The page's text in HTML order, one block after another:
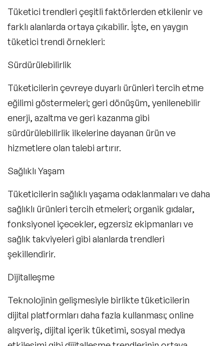
Tüketici trendleri çeşitli faktörlerden etkilenir ve
farklı alanlarda ortaya çıkabilir. İşte, en yaygın
tüketici trendi örnekleri:
Sürdürülebilirlik
Tüketicilerin çevreye duyarlı ürünleri tercih etme
eğilimi göstermeleri; geri dönüşüm, yenilenebilir
enerji, azaltma ve geri kazanma gibi
sürdürülebilirlik ilkelerine dayanan ürün ve
hizmetlere olan talebi artırır.
Sağlıklı Yaşam
Tüketicilerin sağlıklı yaşama odaklanmaları ve daha
sağlıklı ürünleri tercih etmeleri; organik gıdalar,
fonksiyonel içecekler, egzersiz ekipmanları ve
sağlık takviyeleri gibi alanlarda trendleri
şekillendirir.
Dijitalleşme
Teknolojinin gelişmesiyle birlikte tüketicilerin
dijital platformları daha fazla kullanması; online
alışveriş, dijital içerik tüketimi, sosyal medya